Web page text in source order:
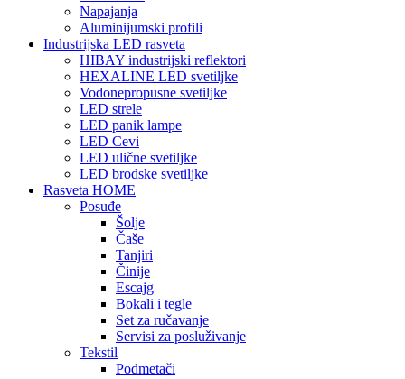
Napajanja
Aluminijumski profili
Industrijska LED rasveta
HIBAY industrijski reflektori
HEXALINE LED svetiljke
Vodonepropusne svetiljke
LED strele
LED panik lampe
LED Cevi
LED ulične svetiljke
LED brodske svetiljke
Rasveta HOME
Posuđe
Šolje
Čaše
Tanjiri
Činije
Escajg
Bokali i tegle
Set za ručavanje
Servisi za posluživanje
Tekstil
Podmetači